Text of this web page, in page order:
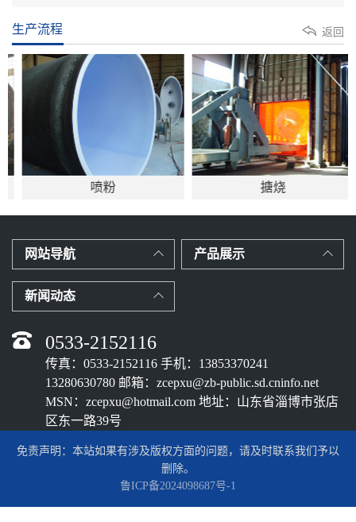
生产流程 返回
喷粉 搪烧
网站导航 产品展示
新闻动态
0533-2152116
传真：0533-2152116 手机：13853370241
13280630780 邮箱：zcepxu@zb-public.sd.cninfo.net
MSN：zcepxu@hotmail.com 地址：山东省淄博市张店
区东一路39号
免责声明：本站如果有涉及版权方面的问题，请及时联系我们予以
删除。
鲁ICP备2024098687号-1